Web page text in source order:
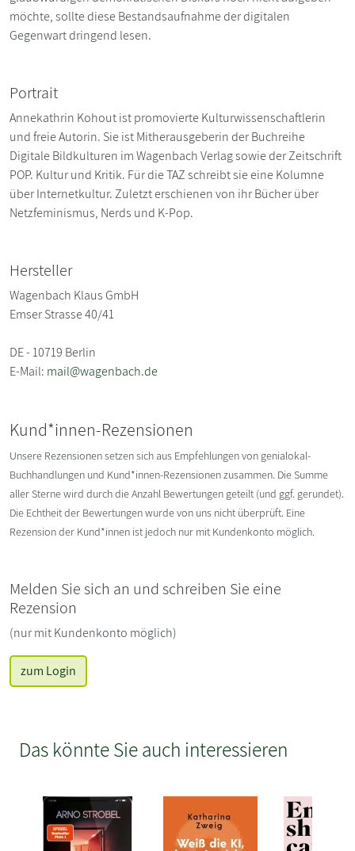
möchte, sollte diese Bestandsaufnahme der digitalen
Gegenwart dringend lesen.
Portrait
Annekathrin Kohout ist promovierte Kulturwissenschaftlerin
und freie Autorin. Sie ist Mitherausgeberin der Buchreihe
Digitale Bildkulturen im Wagenbach Verlag sowie der Zeitschrift
POP. Kultur und Kritik. Für die TAZ schreibt sie eine Kolumne
über Internetkultur. Zuletzt erschienen von ihr Bücher über
Netzfeminismus, Nerds und K-Pop.
Hersteller
Wagenbach Klaus GmbH
Emser Strasse 40/41
DE - 10719 Berlin
E-Mail: mail@wagenbach.de
Kund*innen-Rezensionen
Unsere Rezensionen setzen sich aus Empfehlungen von genialokal-
Buchhandlungen und Kund*innen-Rezensionen zusammen. Die Summe
aller Sterne wird durch die Anzahl Bewertungen geteilt (und ggf. gerundet).
Die Echtheit der Bewertungen wurde von uns nicht überprüft. Eine
Rezension der Kund*innen ist jedoch nur mit Kundenkonto möglich.
Melden Sie sich an und schreiben Sie eine
Rezension
(nur mit Kundenkonto möglich)
zum Login
Das könnte Sie auch interessieren